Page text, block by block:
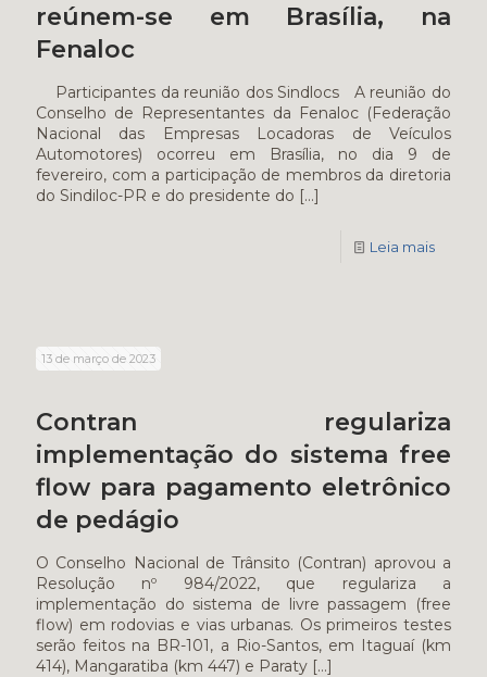
reúnem-se em Brasília, na
Fenaloc
Participantes da reunião dos Sindlocs A reunião do
Conselho de Representantes da Fenaloc (Federação
Nacional das Empresas Locadoras de Veículos
Automotores) ocorreu em Brasília, no dia 9 de
fevereiro, com a participação de membros da diretoria
do Sindiloc-PR e do presidente do […]
Leia mais
13 de março de 2023
Contran regulariza
implementação do sistema free
flow para pagamento eletrônico
de pedágio
O Conselho Nacional de Trânsito (Contran) aprovou a
Resolução nº 984/2022, que regulariza a
implementação do sistema de livre passagem (free
flow) em rodovias e vias urbanas. Os primeiros testes
serão feitos na BR-101, a Rio-Santos, em Itaguaí (km
414), Mangaratiba (km 447) e Paraty […]